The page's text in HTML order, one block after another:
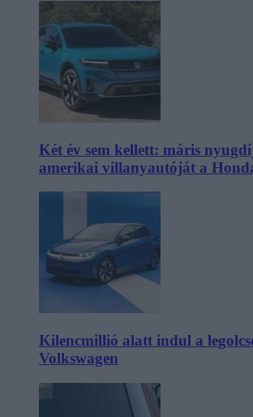
Két év sem kellett: máris
amerikai villanyautóját a
Kilencmillió alatt indul a
Volkswagen